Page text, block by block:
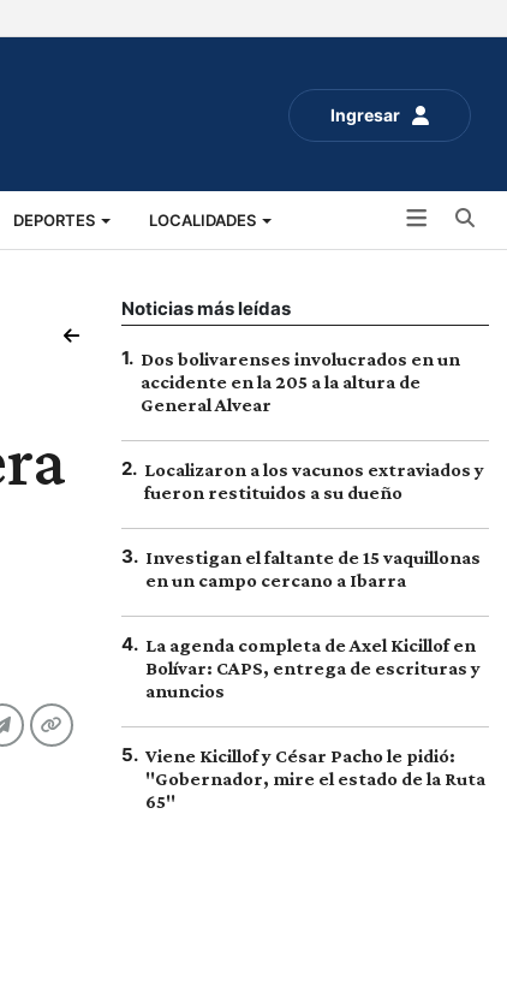
Ingresar
DEPORTES LOCALIDADES
Noticias más leídas
1. Dos bolivarenses involucrados en un
accidente en la 205 a la altura de
General Alvear
2. Localizaron a los vacunos extraviados y
fueron restituidos a su dueño
3. Investigan el faltante de 15 vaquillonas
en un campo cercano a Ibarra
4. La agenda completa de Axel Kicillof en
Bolívar: CAPS, entrega de escrituras y
anuncios
5. Viene Kicillof y César Pacho le pidió:
"Gobernador, mire el estado de la Ruta
65"